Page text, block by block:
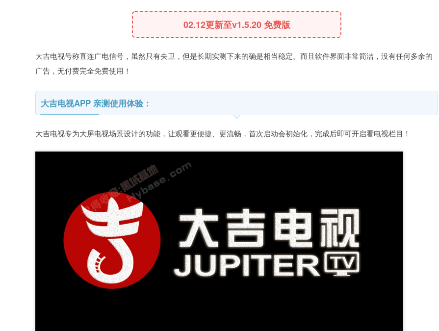
02.12更新至v1.5.20 免费版
大吉电视号称直连广电信号，虽然只有央卫，但是长期实测下来的确是相当稳定。而且软件界面非常简洁，没有任何多余的
广告，无付费完全免费使用！
大吉电视APP 亲测使用体验：
大吉电视专为大屏电视场景设计的功能，让观看更便捷、更流畅，首次启动会初始化，完成后即可开启看电视栏目！